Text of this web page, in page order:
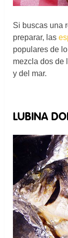
Si buscas una
preparar, las
populares de
mezcla dos de
y del mar.
LUBINA